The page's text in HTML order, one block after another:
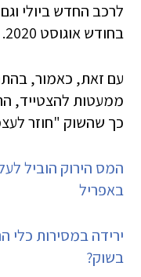
לרכב החדש ביולי
בחודש אוגוסט 2020.
עם זאת, כאמור,
ממעטות להצטייד,
כך שהשוק "חוזר
המס הירוק הוביל
באפריל
ירידה במסירות
בשוק?